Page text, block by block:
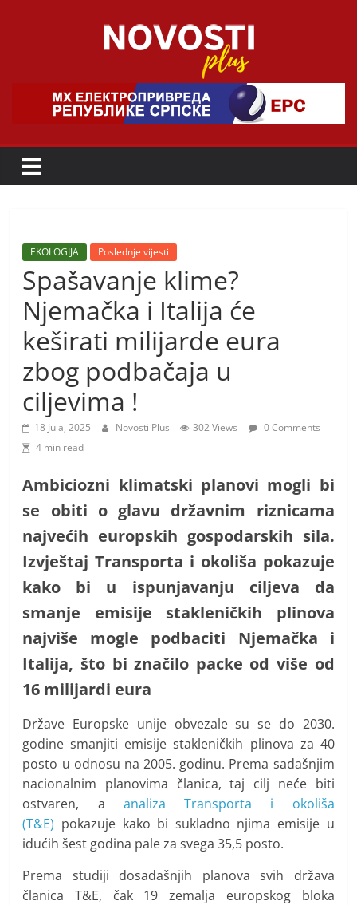
Novosti
Plus
o
a
l
p
o
z
t
i
v
h
v
i
j
e
s
EKOLOGIJA Poslednje vijesti
Spašavanje klime?
Njemačka i Italija će
keširati milijarde eura
zbog podbačaja u
ciljevima !
18 Jula, 2025 Novosti Plus 302 Views
0 Comments
4 min read
Ambiciozni klimatski planovi mogli bi
se obiti o glavu državnim riznicama
najvećih europskih gospodarskih sila.
Izvještaj Transporta i okoliša pokazuje
kako bi u ispunjavanju ciljeva da
smanje emisije stakleničkih plinova
najviše mogle podbaciti Njemačka i
Italija, što bi značilo packe od više od
16 milijardi eura
Države Europske unije obvezale su se do 2030.
godine smanjiti emisije stakleničkih plinova za 40
posto u odnosu na 2005. godinu. Prema sadašnjim
nacionalnim planovima članica, taj cilj neće biti
ostvaren, a analiza Transporta i okoliša
(T&E) pokazuje kako bi sukladno njima emisije u
idućih šest godina pale za svega 35,5 posto.
Prema studiji dosadašnjih planova svih država
članica T&E, čak 19 zemalja europskog bloka